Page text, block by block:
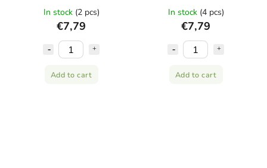
In stock (2 pcs)
€7,79
Add to cart
In stock (4 pcs)
€7,79
Add to cart